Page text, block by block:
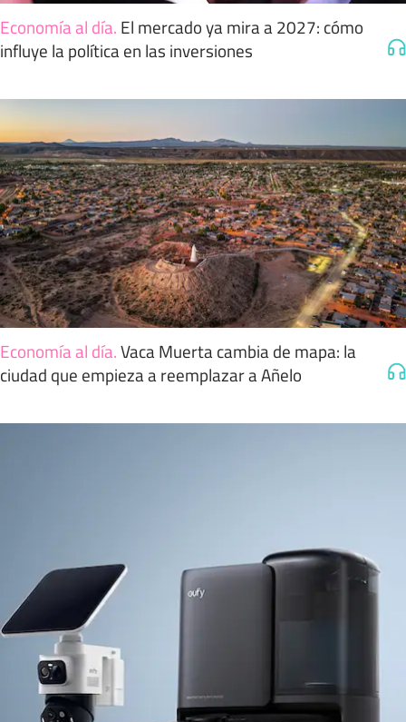
Economía al día. El mercado ya mira a 2027: cómo
influye la política en las inversiones
Economía al día.Vaca Muerta cambia de mapa: la
ciudad que empieza a reemplazar a Añelo